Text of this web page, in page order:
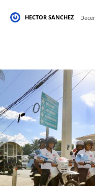
HECTOR SANCHEZ